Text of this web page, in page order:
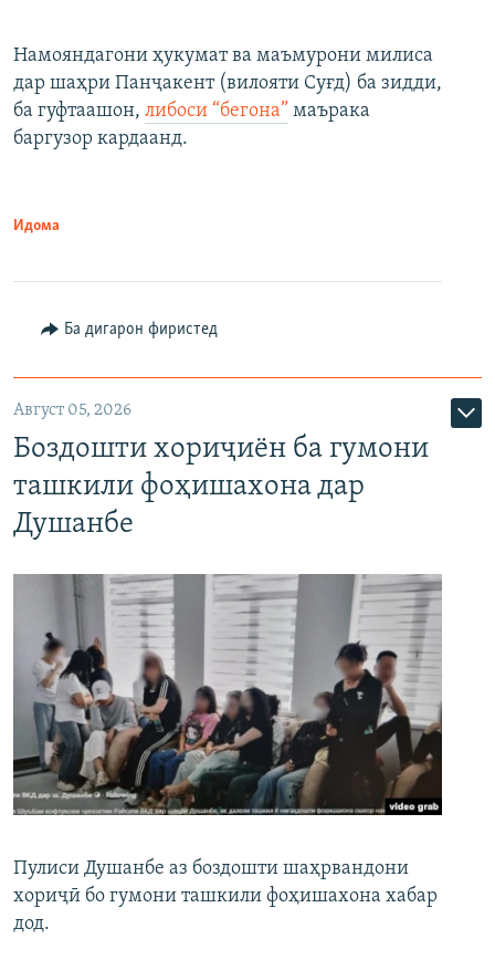
Намояндагони ҳукумат ва маъмурони милиса
дар шаҳри Панҷакент (вилояти Суғд) ба зидди,
ба гуфтаашон, либоси “бегона” маърака
баргузор кардаанд.
Идома
Ба дигарон фиристед
Август 05, 2026
Боздошти хориҷиён ба гумони
ташкили фоҳишахона дар
Душанбе
Пулиси Душанбе аз боздошти шаҳрвандони
хориҷӣ бо гумони ташкили фоҳишахона хабар
дод.